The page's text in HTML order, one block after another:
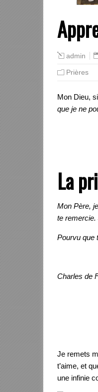
admin
Prières
Mon Dieu,
que je ne
La
Mon Père,
te remercie.
Pourvu que
Charles de
Je remets
t’aime, et
une infinie